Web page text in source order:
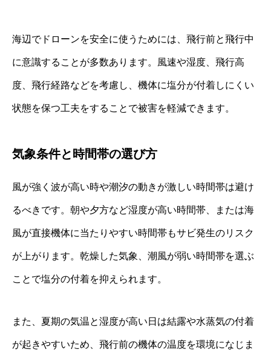
海辺でドローンを安全に使うためには、飛行前と飛行中
に意識することが多数あります。風速や湿度、飛行高
度、飛行経路などを考慮し、機体に塩分が付着しにくい
状態を保つ工夫をすることで被害を軽減できます。
気象条件と時間帯の選び方
風が強く波が高い時や潮汐の動きが激しい時間帯は避け
るべきです。朝や夕方など湿度が高い時間帯、または海
風が直接機体に当たりやすい時間帯もサビ発生のリスク
が上がります。乾燥した気象、潮風が弱い時間帯を選ぶ
ことで塩分の付着を抑えられます。
また、夏期の気温と湿度が高い日は結露や水蒸気の付着
が起きやすいため、飛行前の機体の温度を環境になじま